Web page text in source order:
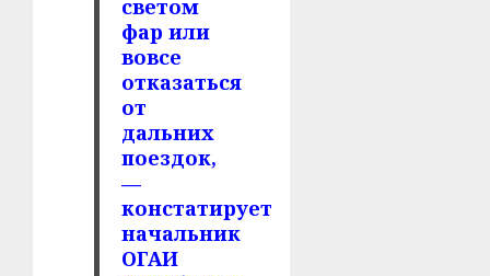
светом
фар или
вовсе
отказаться
от
дальних
поездок,
—
констатирует
начальник
ОГАИ